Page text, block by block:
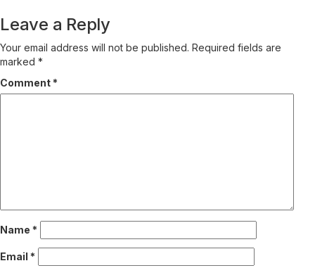
Leave a Reply
Your email address will not be published. Required fields are
marked *
Comment *
Name *
Email *